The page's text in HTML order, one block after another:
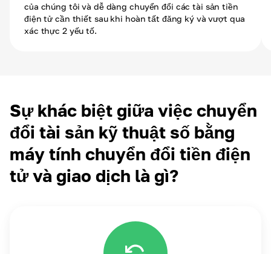
của chúng tôi và dễ dàng chuyển đổi các tài sản tiền
điện tử cần thiết sau khi hoàn tất đăng ký và vượt qua
xác thực 2 yếu tố.
Sự khác biệt giữa việc chuyển
đổi tài sản kỹ thuật số bằng
máy tính chuyển đổi tiền điện
tử và giao dịch là gì?